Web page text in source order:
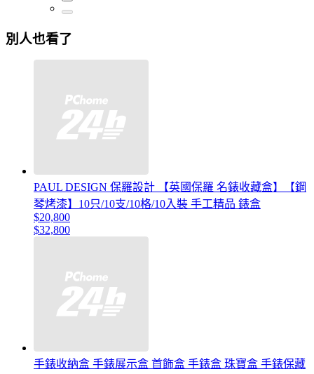
別人也看了
PAUL DESIGN 保羅設計 【英國保羅 名錶收藏盒】【鋼
琴烤漆】10只/10支/10格/10入裝 手工精品 錶盒
$20,800
$32,800
手錶收納盒 手錶展示盒 首飾盒 手錶盒 珠寶盒 手錶保藏